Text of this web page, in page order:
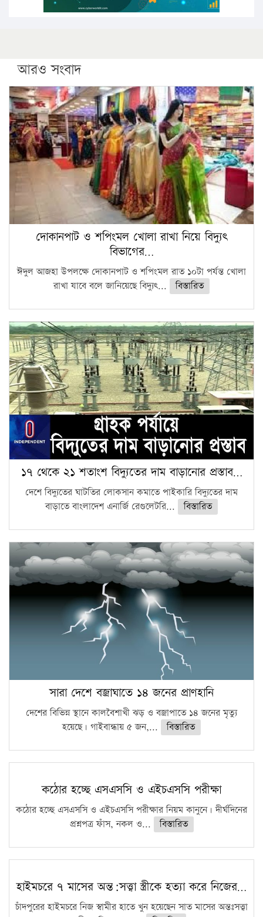
আরও সংবাদ
দোকানপাট ও শপিংমল খোলা রাখা নিয়ে বিদ্যুৎ
বিভাগের…
ঈদুল আজহা উপলক্ষে দোকানপাট ও শপিংমল রাত ১০টা পর্যন্ত খোলা
রাখা যাবে বলে জানিয়েছে বিদ্যুৎ...
বিস্তারিত
১৭ থেকে ২১ শতাংশ বিদ্যুতের দাম বাড়ানোর প্রস্তাব…
দেশে বিদ্যুতের ঘাটতির লোকসান কমাতে পাইকারি বিদ্যুতের দাম
বাড়াতে বাংলাদেশ এনার্জি রেগুলেটরি...
বিস্তারিত
সারা দেশে বজ্রাঘাতে ১৪ জনের প্রাণহানি
দেশের বিভিন্ন স্থানে কালবৈশাখী ঝড় ও বজ্রাপাতে ১৪ জনের মৃত্যু
হয়েছে। গাইবান্ধায় ৫ জন,...
বিস্তারিত
কঠোর হচ্ছে এসএসসি ও এইচএসসি পরীক্ষা
কঠোর হচ্ছে এসএসসি ও এইচএসসি পরীক্ষার নিয়ম কানুনে। দীর্ঘদিনের
প্রশ্নপত্র ফাঁস, নকল ও...
বিস্তারিত
হাইমচরে ৭ মাসের অন্ত:সত্ত্বা স্ত্রীকে হত্যা করে নিজের…
চাঁদপুরের হাইমচরে নিজ স্বামীর হাতে খুন হয়েছেন সাত মাসের অন্তঃসত্ত্বা